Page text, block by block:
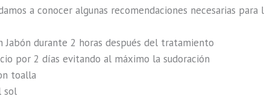
a conocer algunas recomendaciones necesarias
Jabón durante 2 horas después del tratamiento
por 2 días evitando al máximo la sudoración
toalla
sol